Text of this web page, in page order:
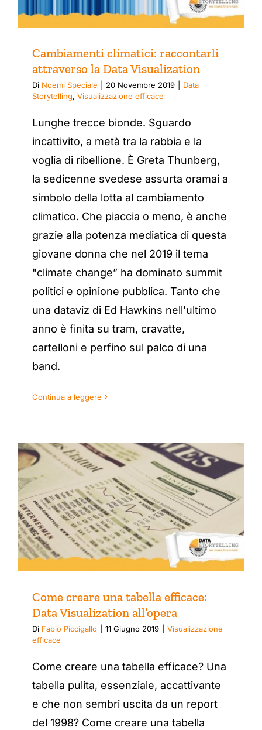
Cambiamenti climatici: raccontarli
attraverso la Data Visualization
Di Noemi Speciale 20 Novembre 2019
Data
Storytelling, Visualizzazione efficace
Lunghe trecce bionde. Sguardo
incattivito, a metà tra la rabbia e la
voglia di ribellione. È Greta Thunberg,
la sedicenne svedese assurta oramai a
simbolo della lotta al cambiamento
climatico. Che piaccia o meno, è anche
grazie alla potenza mediatica di questa
giovane donna che nel 2019 il tema
"climate change” ha dominato summit
politici e opinione pubblica. Tanto che
una dataviz di Ed Hawkins nell'ultimo
anno è finita su tram, cravatte,
cartelloni e perfino sul palco di una
band.
Continua a leggere
Come creare una tabella efficace:
Data Visualization all’opera
Di Fabio Piccigallo 11 Giugno 2019
Visualizzazione
efficace
Come creare una tabella efficace? Una
tabella pulita, essenziale, accattivante
e che non sembri uscita da un report
del 1998? Come creare una tabella